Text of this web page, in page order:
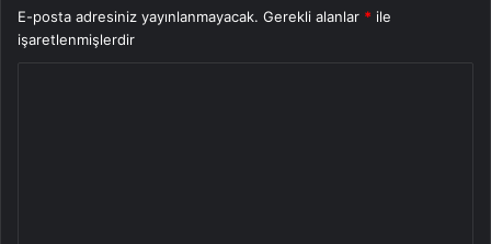
E-posta adresiniz yayınlanmayacak. Gerekli alanlar * ile
işaretlenmişlerdir